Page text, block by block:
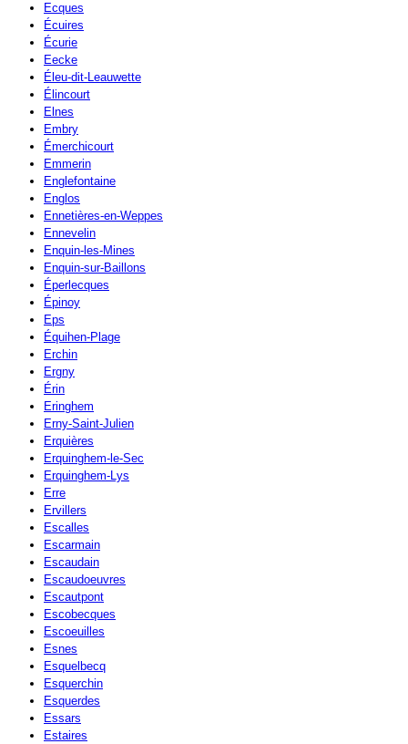
Ecques
Écuires
Écurie
Eecke
Éleu-dit-Leauwette
Élincourt
Elnes
Embry
Émerchicourt
Emmerin
Englefontaine
Englos
Ennetières-en-Weppes
Ennevelin
Enquin-les-Mines
Enquin-sur-Baillons
Éperlecques
Épinoy
Eps
Équihen-Plage
Erchin
Ergny
Érin
Eringhem
Erny-Saint-Julien
Erquières
Erquinghem-le-Sec
Erquinghem-Lys
Erre
Ervillers
Escalles
Escarmain
Escaudain
Escaudoeuvres
Escautpont
Escobecques
Escoeuilles
Esnes
Esquelbecq
Esquerchin
Esquerdes
Essars
Estaires